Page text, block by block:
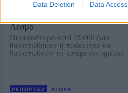
Data Deletion Data Access
Στις 56 έφθασαν οι ενεργές
Λέσβο
Περισσότερα από 75.000 ζώα
θανατώθηκαν ή πρόκειται να
θανατωθούν τις επόμενες ημέρες
ΡΕΠΟΡΤΑΖ ΑΓΟΡΑ